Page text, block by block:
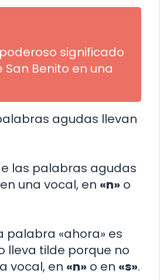
significado
San Benito en una
agudas llevan
las palabras agudas
una vocal, en «n» o
palabra «ahora» es
lleva tilde porque no
vocal, en «n» o en «s».